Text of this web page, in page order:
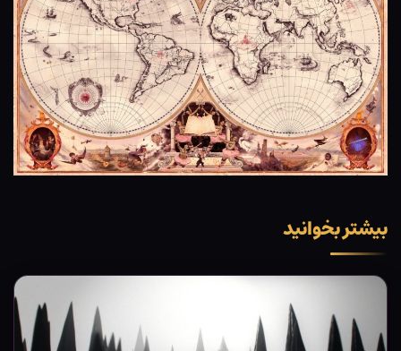
بیشتر بخوانید